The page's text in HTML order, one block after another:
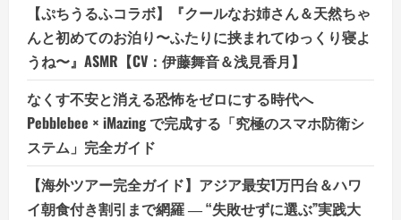
【ぷちうるふコラボ】『クールなお姉さん＆天然ちゃ
んと初めてのお泊り〜ふたりに挟まれてゆっくり寝よ
うね〜』ASMR【CV：伊藤舞音＆浅見香月】
なくす不安と消える恐怖をゼロにする時代へ
Pebblebee × iMazing で完成する「究極のスマホ防衛シ
ステム」完全ガイド
【海外ツアー完全ガイド】アジア最安1万円台＆ハワ
イ朝食付き割引まで網羅 ― “失敗せずに選ぶ”実践大